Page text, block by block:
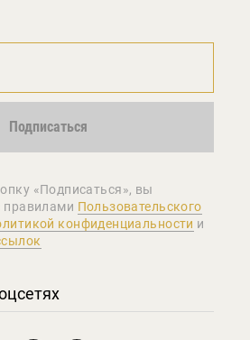
Подписаться
«Подписаться», вы
правилами Пользовательского
конфиденциальности и